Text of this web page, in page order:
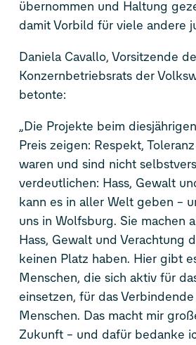
übernommen und Haltung
damit Vorbild für viele andere
Daniela Cavallo, Vorsitzende
Konzernbetriebsrats der
betonte:
„Die Projekte beim
Preis zeigen: Respekt,
waren und sind nicht
verdeutlichen: Hass, Gewalt
kann es in aller Welt geben –
uns in Wolfsburg. Sie machen
Hass, Gewalt und Verachtung
keinen Platz haben. Hier gibt
Menschen, die sich aktiv für
einsetzen, für das
Menschen. Das macht mir
Zukunft – und dafür bedanke